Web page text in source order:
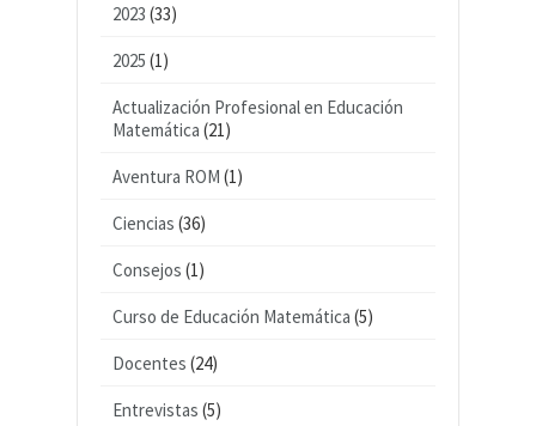
2023 (33)
2025 (1)
Actualización Profesional en Educación
Matemática (21)
Aventura ROM (1)
Ciencias (36)
Consejos (1)
Curso de Educación Matemática (5)
Docentes (24)
Entrevistas (5)